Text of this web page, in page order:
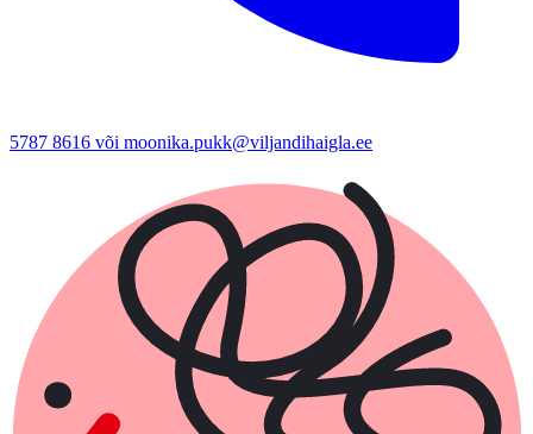
5787 8616 või moonika.pukk@viljandihaigla.ee